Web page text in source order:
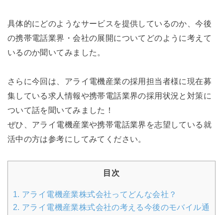
具体的にどのようなサービスを提供しているのか、今後
の携帯電話業界・会社の展開についてどのように考えて
いるのか聞いてみました。
さらに今回は、アライ電機産業の採用担当者様に現在募
集している求人情報や携帯電話業界の採用状況と対策に
ついて話を聞いてみました！
ぜひ、アライ電機産業や携帯電話業界を志望している就
活中の方は参考にしてみてください。
目次
1. アライ電機産業株式会社ってどんな会社？
2. アライ電機産業株式会社の考える今後のモバイル通